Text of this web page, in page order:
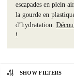
escapades en plein
la gourde en
d’hydratation.
!
SHOW FILTERS